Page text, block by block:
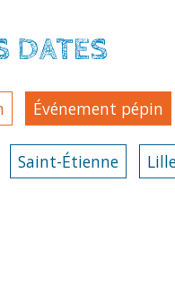
DATES
Événement pépin
Saint-Étienne